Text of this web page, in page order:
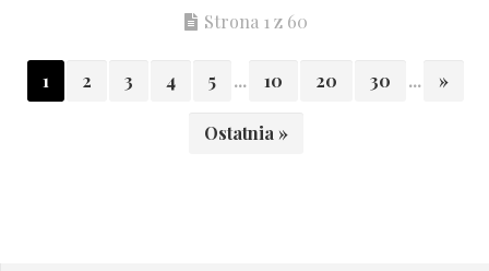
Strona 1 z 60
1 2 3 4 5 ... 10 20 30 ... »
Ostatnia »